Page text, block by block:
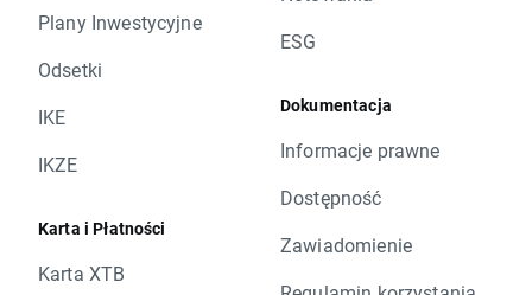
Plany Inwestycyjne
Odsetki
IKE
IKZE
Karta i Płatności
Karta XTB
ESG
Dokumentacja
Informacje prawne
Dostępność
Zawiadomienie